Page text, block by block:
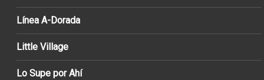
Línea A-Dorada
Little Village
Lo Supe por Ahí